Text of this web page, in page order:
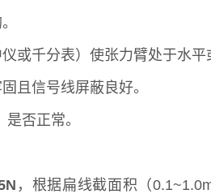
仪或千分表）使张力臂处于水
且信号线屏蔽良好。
否正常。
，根据扁线截面积（